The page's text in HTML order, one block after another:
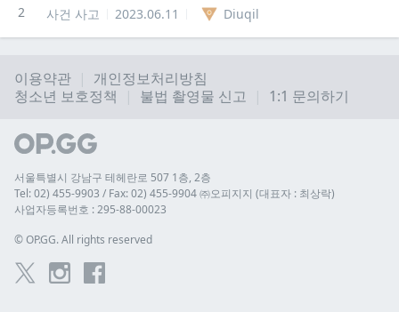
2
사건 사고
2023.06.11 Diuqil
이용약관
개인정보처리방침
청소년 보호정책
불법 촬영물 신고 1:1 문의하기
서울특별시 강남구 테헤란로 507 1층, 2층
Tel: 02) 455-9903 / Fax: 02) 455-9904 ㈜오피지지 (대표자 : 최상락)
사업자등록번호 : 295-88-00023
© OP.GG. All rights reserved